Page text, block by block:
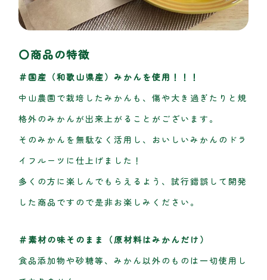
〇商品の特徴
＃国産（和歌山県産）みかんを使用！！！
中山農園で栽培したみかんも、傷や大き過ぎたりと規
格外のみかんが出来上がることがございます。
そのみかんを無駄なく活用し、おいしいみかんのドラ
イフルーツに仕上げました！
多くの方に楽しんでもらえるよう、試行錯誤して開発
した商品ですので是非お楽しみください。
＃素材の味そのまま（原材料はみかんだけ）
食品添加物や砂糖等、みかん以外のものは一切使用し